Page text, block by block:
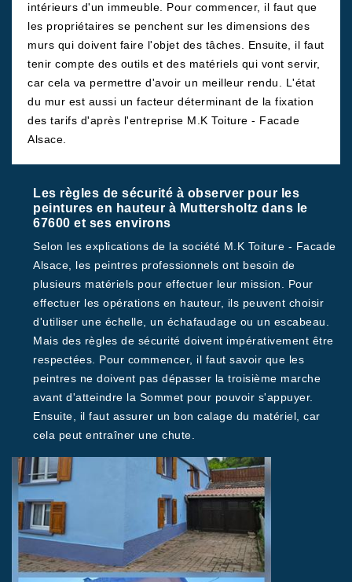
intérieurs d'un immeuble. Pour commencer, il faut que
les propriétaires se penchent sur les dimensions des
murs qui doivent faire l'objet des tâches. Ensuite, il faut
tenir compte des outils et des matériels qui vont servir,
car cela va permettre d'avoir un meilleur rendu. L'état
du mur est aussi un facteur déterminant de la fixation
des tarifs d'après l'entreprise M.K Toiture - Facade
Alsace.
Les règles de sécurité à observer pour les
peintures en hauteur à Muttersholtz dans le
67600 et ses environs
Selon les explications de la société M.K Toiture - Facade
Alsace, les peintres professionnels ont besoin de
plusieurs matériels pour effectuer leur mission. Pour
effectuer les opérations en hauteur, ils peuvent choisir
d'utiliser une échelle, un échafaudage ou un escabeau.
Mais des règles de sécurité doivent impérativement être
respectées. Pour commencer, il faut savoir que les
peintres ne doivent pas dépasser la troisième marche
avant d'atteindre la Sommet pour pouvoir s'appuyer.
Ensuite, il faut assurer un bon calage du matériel, car
cela peut entraîner une chute.